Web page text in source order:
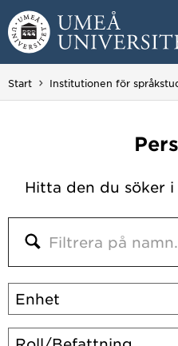
Hoppa direkt till innehållet
Huvudmenyn dold.
Start Institutionen för
Hitta den du söker